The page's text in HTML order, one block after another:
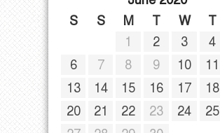
S
S M T W T
1
2 3 4
6
7 8 9 10 11
13
14 15 16 17 18
20
21 22 23 24 25